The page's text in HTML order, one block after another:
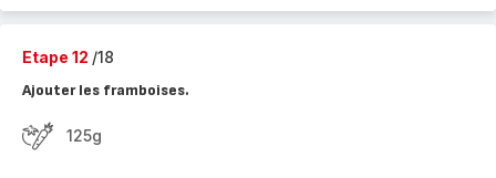
Etape 12 /18
Ajouter les framboises.
125g